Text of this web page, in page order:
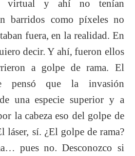
virtual y ahí no tenían
barridos como píxeles no
fuera, en la realidad. En
decir. Y ahí, fueron ellos
a golpe de rama. El
pensó que la invasión
una especie superior y a
la cabeza eso del golpe de
láser, sí. ¿El golpe de rama?
pues no. Desconozco si